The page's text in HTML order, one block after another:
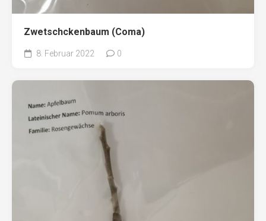
Zwetschckenbaum (Coma)
8. Februar 2022 0